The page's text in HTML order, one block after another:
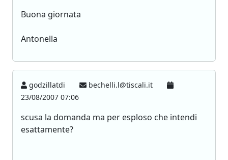
Buona giornata
Antonella
godzillatdi
bechelli.l@tiscali.it
23/08/2007 07:06
scusa la domanda ma per esploso che intendi
esattamente?